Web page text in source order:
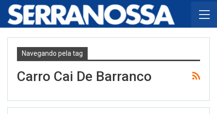
Navegando pela tag
Carro Cai De Barranco